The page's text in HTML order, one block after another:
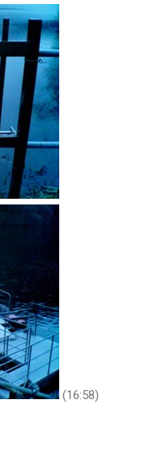
(16:58)